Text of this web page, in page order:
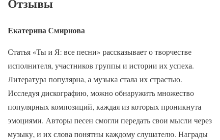
Екатерина Смирнова
Статья «Ты и Я: все песни» рассказывает о творчестве
исполнителя, участников группы и истории их успеха.
Литература популярна, а музыка стала их страстью.
Исследуя дискографию, можно обнаружить множество
популярных композиций, каждая из которых проникнута
эмоциями. Авторы песен смогли передать свои мысли через
музыку, и их слова понятны каждому слушателю. Награды